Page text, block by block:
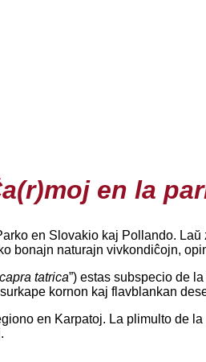
en la
en Slovakio kaj Pollando.
bonajn naturajn vivkondiĉojn,
tatrica”) estas subspecio de
kornon kaj flavblankan
en Karpatoj. La plimulto de